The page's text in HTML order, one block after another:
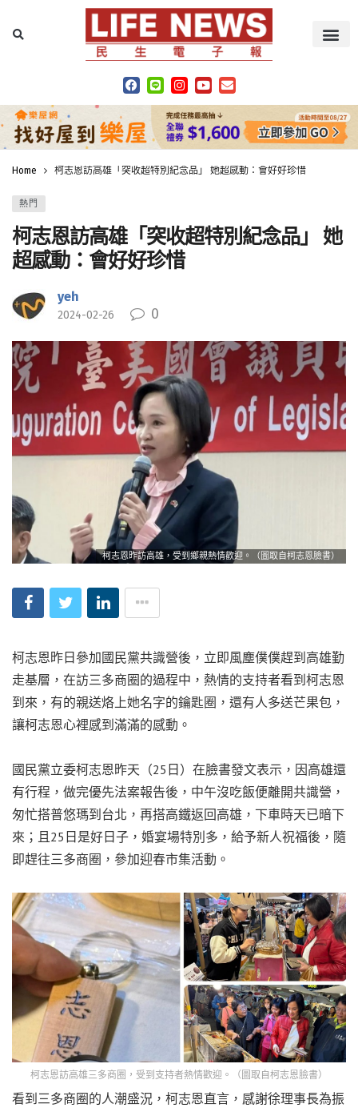
Home 柯志恩訪高雄「突收超特別紀念品」 她超感動：會好好珍惜
熱門
柯志恩訪高雄「突收超特別紀念品」 她
超感動：會好好珍惜
yeh
2024-02-26 0
柯志恩昨訪高雄，受到鄉親熱情歡迎。（圖取自柯志恩臉書）
柯志恩昨日參加國民黨共識營後，立即風塵僕僕趕到高雄勤
走基層，在訪三多商圈的過程中，熱情的支持者看到柯志恩
到來，有的親送烙上她名字的鑰匙圈，還有人多送芒果包，
讓柯志恩心裡感到滿滿的感動。
國民黨立委柯志恩昨天（25日）在臉書發文表示，因高雄還
有行程，做完優先法案報告後，中午沒吃飯便離開共識營，
匆忙搭普悠瑪到台北，再搭高鐵返回高雄，下車時天已暗下
來；且25日是好日子，婚宴場特別多，給予新人祝福後，隨
即趕往三多商圈，參加迎春市集活動。
柯志恩訪高雄三多商圈，受到支持者熱情歡迎。（圖取自柯志恩臉書）
看到三多商圈的人潮盛況，柯志恩直言，感謝徐理事長為振